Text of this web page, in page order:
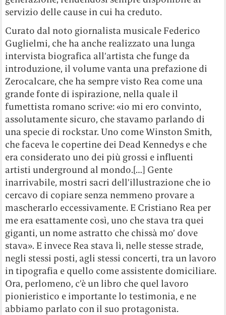
servizio delle cause in cui ha creduto.
Curato dal noto giornalista musicale Federico
Guglielmi, che ha anche realizzato una lunga
intervista biografica all’artista che funge da
introduzione, il volume vanta una prefazione di
Zerocalcare, che ha sempre visto Rea come una
grande fonte di ispirazione, nella quale il
fumettista romano scrive: «io mi ero convinto,
assolutamente sicuro, che stavamo parlando di
una specie di rockstar. Uno come Winston Smith,
che faceva le copertine dei Dead Kennedys e che
era considerato uno dei più grossi e influenti
artisti underground al mondo.[…] Gente
inarrivabile, mostri sacri dell’illustrazione che io
cercavo di copiare senza nemmeno provare a
mascherarlo eccessivamente. E Cristiano Rea per
me era esattamente così, uno che stava tra quei
giganti, un nome astratto che chissà mo’ dove
stava». E invece Rea stava lì, nelle stesse strade,
negli stessi posti, agli stessi concerti, tra un lavoro
in tipografia e quello come assistente domiciliare.
Ora, perlomeno, c’è un libro che quel lavoro
pionieristico e importante lo testimonia, e ne
abbiamo parlato con il suo protagonista.